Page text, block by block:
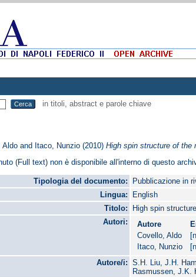
in titoli, abstract e parole chiave
Aldo and Itaco, Nunzio (2010)High spin structure of the
(Full text) non è disponibile all'interno di questo
Tipologia del documento:
Pubblicazione in
Lingua:
English
Titolo:
High spin
Autori:
Autore
Covello, Aldo
Itaco, Nunzio
Autore/i:
S.H. Liu, J.H.
Rasmussen, J.K.